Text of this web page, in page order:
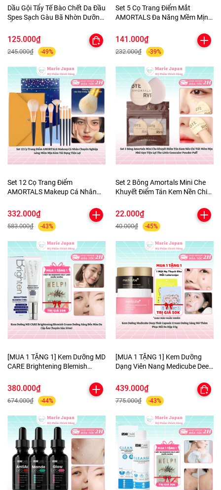
Dầu Gội Tẩy Tế Bào Chết Da Đầu
Spes Sạch Gàu Bã Nhờn Dưỡng
Hũ 280g
125.000₫
245.000₫ -49%
Set 5 Cọ Trang Điểm Mắt
AMORTALS Đa Năng Mềm Mịn
141.000₫
232.000₫ -39%
Set 12 Cọ Trang Điểm
AMORTALS Makeup Cá Nhân
Kèm Túi Đựng Tiện Lợi
332.000₫
583.000₫ -43%
Set 2 Bông Amortals Mini Che
Khuyết Điểm Tán Kem Nền Chi
The Little Concealer Powder
22.000₫
40.000₫ -45%
[MUA 1 TẶNG 1] Kem Dưỡng MD
CARE Brightening Blemish
Cấp Ẩm Chuyên Sâu 50ml-
TẶNG 1 MẶT NẠ BERGAMO
HELP JARY
380.000₫
674.000₫ -44%
[MUA 1 TẶNG 1] Kem Dưỡng
Dạng Viên Nang Medicube Deep
Sáng Mờ Thâm Phục Hồi Da
Hộp 55g - TẶNG MẶT NẠ MẮT
439.000₫
775.000₫ -43%